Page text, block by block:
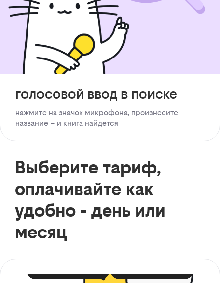
голосовой ввод в поиске
нажмите на значок микрофона, произнесите
название – и книга найдется
Выберите тариф,
оплачивайте как
удобно - день или
месяц